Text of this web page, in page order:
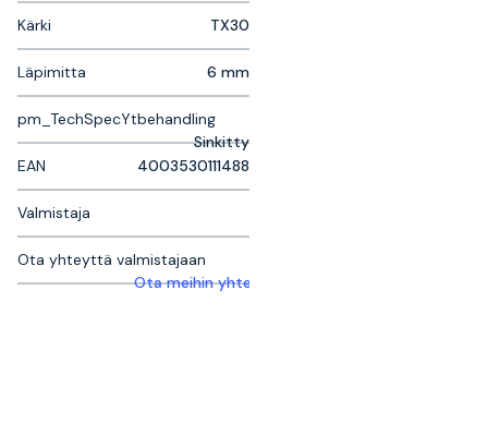
Kärki TX30
Läpimitta 6 mm
pm_TechSpecYtbehandling
Sinkitty
EAN
4003530111488
Valmistaja
Ota yhteyttä valmistajaan
Ota meihin yhteyttä saadaksesi lisätietoja